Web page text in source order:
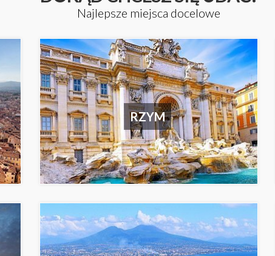
Najlepsze miejsca docelowe
RZYM